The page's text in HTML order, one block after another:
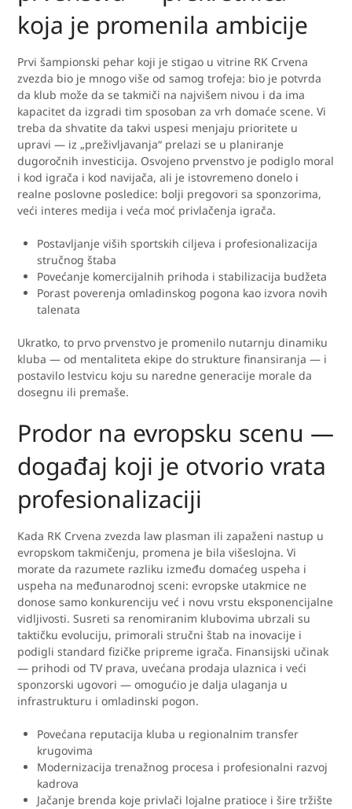
koja je promenila ambicije
Prvi šampionski pehar koji je stigao u vitrine RK Crvena
zvezda bio je mnogo više od samog trofeja: bio je potvrda
da klub može da se takmiči na najvišem nivou i da ima
kapacitet da izgradi tim sposoban za vrh domaće scene. Vi
treba da shvatite da takvi uspesi menjaju prioritete u
upravi — iz „preživljavanja“ prelazi se u planiranje
dugoročnih investicija. Osvojeno prvenstvo je podiglo moral
i kod igrača i kod navijača, ali je istovremeno donelo i
realne poslovne posledice: bolji pregovori sa sponzorima,
veći interes medija i veća moć privlačenja igrača.
Postavljanje viših sportskih ciljeva i profesionalizacija
stručnog štaba
Povećanje komercijalnih prihoda i stabilizacija budžeta
Porast poverenja omladinskog pogona kao izvora novih
talenata
Ukratko, to prvo prvenstvo je promenilo nutarnju dinamiku
kluba — od mentaliteta ekipe do strukture finansiranja — i
postavilo lestvicu koju su naredne generacije morale da
dosegnu ili premaše.
Prodor na evropsku scenu —
događaj koji je otvorio vrata
profesionalizaciji
Kada RK Crvena zvezda law plasman ili zapaženi nastup u
evropskom takmičenju, promena je bila višeslojna. Vi
morate da razumete razliku između domaćeg uspeha i
uspeha na međunarodnoj sceni: evropske utakmice ne
donose samo konkurenciju već i novu vrstu eksponencijalne
vidljivosti. Susreti sa renomiranim klubovima ubrzali su
taktičku evoluciju, primorali stručni štab na inovacije i
podigli standard fizičke pripreme igrača. Finansijski učinak
— prihodi od TV prava, uvećana prodaja ulaznica i veći
sponzorski ugovori — omogućio je dalja ulaganja u
infrastrukturu i omladinski pogon.
Povećana reputacija kluba u regionalnim transfer
krugovima
Modernizacija trenažnog procesa i profesionalni razvoj
kadrova
Jačanje brenda koje privlači lojalne pratioce i šire tržište